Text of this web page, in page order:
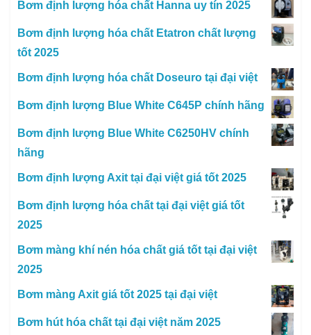
Bơm định lượng hóa chất Hanna uy tín 2025
Bơm định lượng hóa chất Etatron chất lượng
tốt 2025
Bơm định lượng hóa chất Doseuro tại đại việt
Bơm định lượng Blue White C645P chính hãng
Bơm định lượng Blue White C6250HV chính
hãng
Bơm định lượng Axit tại đại việt giá tốt 2025
Bơm định lượng hóa chất tại đại việt giá tốt
2025
Bơm màng khí nén hóa chất giá tốt tại đại việt
2025
Bơm màng Axit giá tốt 2025 tại đại việt
Bơm hút hóa chất tại đại việt năm 2025